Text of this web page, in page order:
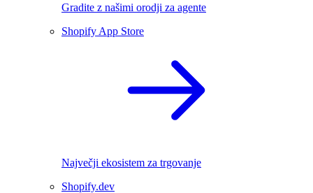
Gradite z našimi orodji za agente
Shopify App Store
Največji ekosistem za trgovanje
Shopify.dev